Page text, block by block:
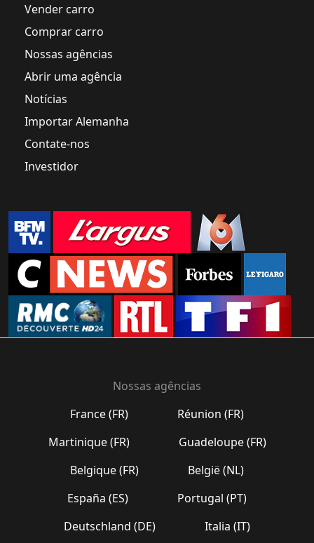
Vender carro
Comprar carro
Nossas agências
Abrir uma agência
Notícias
Importar Alemanha
Contate-nos
Investidor
Nossas agências
France (FR)
Réunion (FR)
Martinique (FR)
Guadeloupe (FR)
Belgique (FR)
België (NL)
España (ES)
Portugal (PT)
Deutschland (DE)
Italia (IT)